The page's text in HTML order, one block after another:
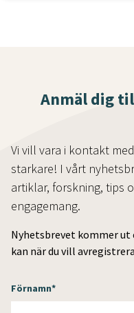
Anmäl dig
Vi vill vara i kontakt
starkare! I vårt
artiklar, forskning, tips
engagemang.
Nyhetsbrevet kommer ut
kan när du vill
Förnamn*